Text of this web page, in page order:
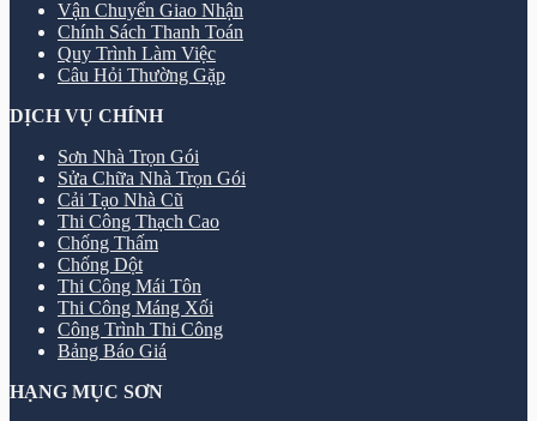
Vận Chuyển Giao Nhận
Chính Sách Thanh Toán
Quy Trình Làm Việc
Câu Hỏi Thường Gặp
DỊCH VỤ CHÍNH
Sơn Nhà Trọn Gói
Sửa Chữa Nhà Trọn Gói
Cải Tạo Nhà Cũ
Thi Công Thạch Cao
Chống Thấm
Chống Dột
Thi Công Mái Tôn
Thi Công Máng Xối
Công Trình Thi Công
Bảng Báo Giá
HẠNG MỤC SƠN